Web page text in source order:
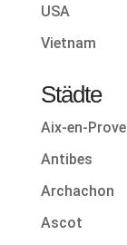
USA
Vietnam
Städte
Aix-en-
Antibes
Archachon
Ascot